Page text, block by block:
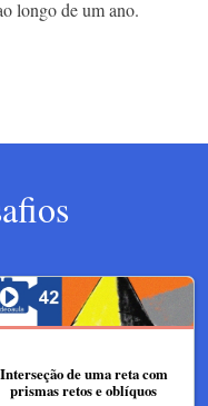
longo de um ano.
Interseção de uma reta com
prismas retos e oblíquos